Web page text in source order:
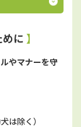
に 】
やマナーを守
は除く）